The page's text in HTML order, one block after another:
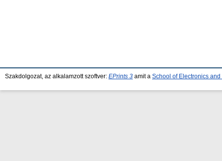
Szakdolgozat, az alkalamzott szoftver: EPrints 3 amit a School of Electronics